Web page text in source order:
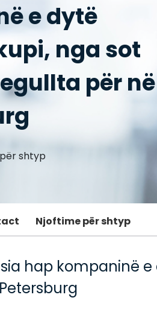
e dytë
nga sot
për në
shtyp
Njoftime për shtyp
hap kompaninë